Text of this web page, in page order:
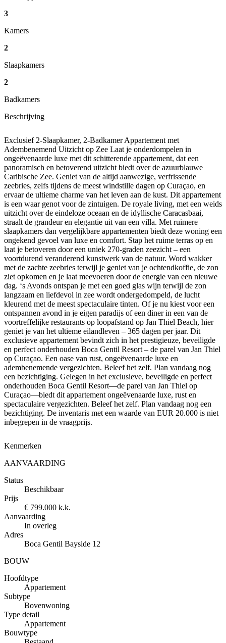
3
Kamers
2
Slaapkamers
2
Badkamers
Beschrijving
Exclusief 2-Slaapkamer, 2-Badkamer Appartement met
Adembenemend Uitzicht op Zee Laat je onderdompelen in
ongeëvenaarde luxe met dit schitterende appartement, dat een
panoramisch en betoverend uitzicht biedt over de azuurblauwe
Caribische Zee. Geniet van de altijd aanwezige, verfrissende
zeebries, zelfs tijdens de meest windstille dagen op Curaçao, en
ervaar de ultieme charme van het leven aan de kust. Dit appartement
is een waar genot voor de zintuigen. De royale living, met een weids
uitzicht over de eindeloze oceaan en de idyllische Caracasbaai,
straalt de grandeur en elegantie uit van een villa. Met ruimere
slaapkamers dan vergelijkbare appartementen biedt deze woning een
ongekend gevoel van luxe en comfort. Stap het ruime terras op en
laat je betoveren door een uniek 270-graden zeezicht – een
voortdurend veranderend kunstwerk van de natuur. Word wakker
met de zachte zeebries terwijl je geniet van je ochtendkoffie, de zon
ziet opkomen en je laat meevoeren door de energie van een nieuwe
dag. ‘s Avonds ontspan je met een goed glas wijn terwijl de zon
langzaam en liefdevol in zee wordt ondergedompeld, de lucht
kleurend met de meest spectaculaire tinten. Of je nu kiest voor een
ontspannen avond in je eigen paradijs of een diner in een van de
voortreffelijke restaurants op loopafstand op Jan Thiel Beach, hier
geniet je van het ultieme eilandleven – 365 dagen per jaar. Dit
exclusieve appartement bevindt zich in het prestigieuze, beveiligde
en perfect onderhouden Boca Gentil Resort – de parel van Jan Thiel
op Curaçao. Een oase van rust, ongeëvenaarde luxe en
adembenemende vergezichten. Beleef het zelf. Plan vandaag nog
een bezichtiging. Gelegen in het exclusieve, beveiligde en perfect
onderhouden Boca Gentil Resort—de parel van Jan Thiel op
Curaçao—biedt dit appartement ongeëvenaarde luxe, rust en
spectaculaire vergezichten. Beleef het zelf. Plan vandaag nog een
bezichtiging. De inventaris met een waarde van EUR 20.000 is niet
inbegrepen in de vraagprijs.
Kenmerken
AANVAARDING
Status
Beschikbaar
Prijs
€ 799.000 k.k.
Aanvaarding
In overleg
Adres
Boca Gentil Bayside 12
BOUW
Hoofdtype
Appartement
Subtype
Bovenwoning
Type detail
Appartement
Bouwtype